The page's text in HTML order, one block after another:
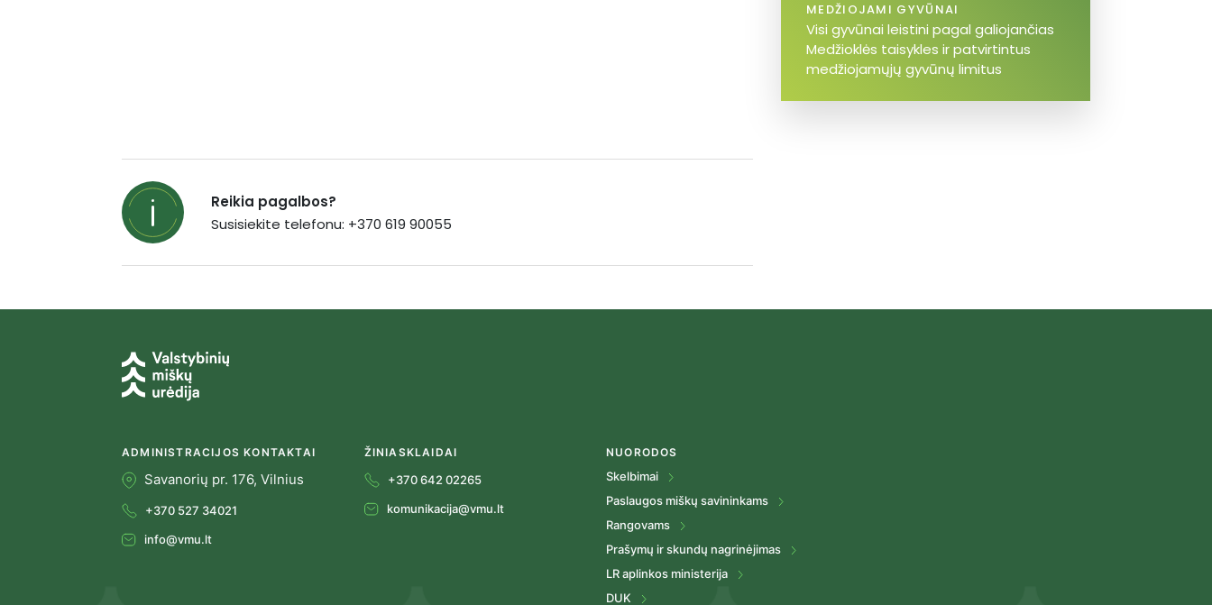
MEDŽIOJAMI GYVŪNAI
Visi gyvūnai leistini pagal galiojančias
Medžioklės taisykles ir patvirtintus
medžiojamųjų gyvūnų limitus
Reikia pagalbos?
Susisiekite telefonu: +370 619 90055
ADMINISTRACIJOS KONTAKTAI
Savanorių pr. 176, Vilnius
+370 527 34021
info@vmu.lt
ŽINIASKLAIDAI
+370 642 02265
komunikacija@vmu.lt
NUORODOS
Skelbimai
Paslaugos miškų savininkams
Rangovams
Prašymų ir skundų nagrinėjimas
LR aplinkos ministerija
DUK